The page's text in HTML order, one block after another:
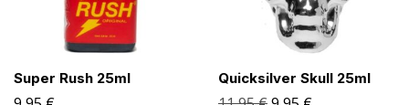
Super Rush 25ml Quicksilver Skull 25ml